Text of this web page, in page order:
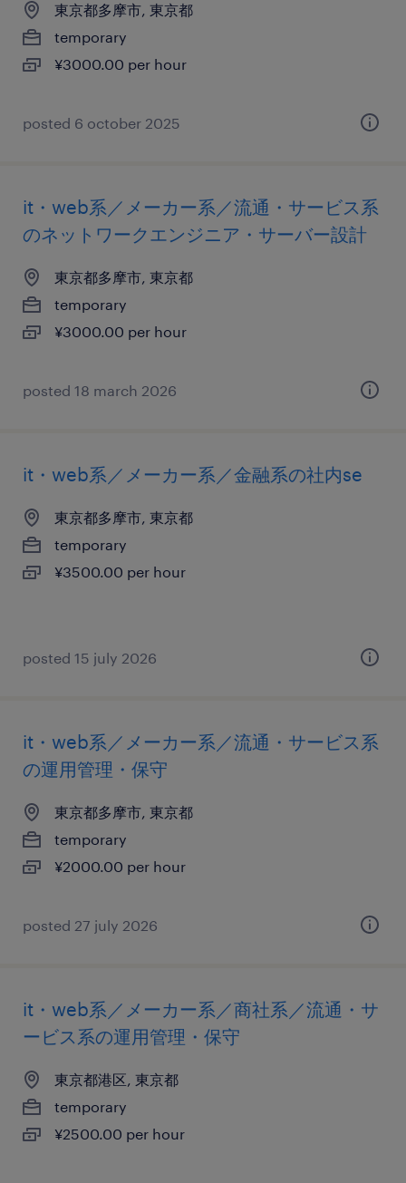
東京都多摩市, 東京都
temporary
¥3000.00 per hour
posted 6 october 2025
it・web系／メーカー系／流通・サービス系
のネットワークエンジニア・サーバー設計
東京都多摩市, 東京都
temporary
¥3000.00 per hour
posted 18 march 2026
it・web系／メーカー系／金融系の社内se
東京都多摩市, 東京都
temporary
¥3500.00 per hour
posted 15 july 2026
it・web系／メーカー系／流通・サービス系
の運用管理・保守
東京都多摩市, 東京都
temporary
¥2000.00 per hour
posted 27 july 2026
it・web系／メーカー系／商社系／流通・サ
ービス系の運用管理・保守
東京都港区, 東京都
temporary
¥2500.00 per hour